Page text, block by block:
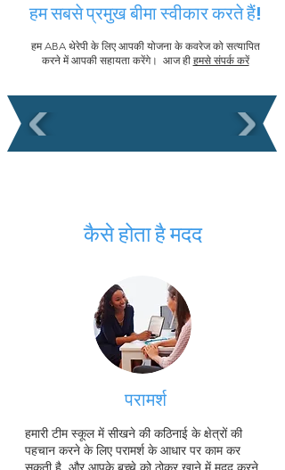
हम सबसे प्रमुख बीमा स्वीकार करते हैं!
हम ABA थेरेपी के लिए आपकी योजना के कवरेज को सत्यापित
करने में आपकी सहायता करेंगे। आज ही हमसे संपर्क करें
कैसे होता है मदद
परामर्श
हमारी टीम स्कूल में सीखने की कठिनाई के क्षेत्रों की
पहचान करने के लिए परामर्श के आधार पर काम कर